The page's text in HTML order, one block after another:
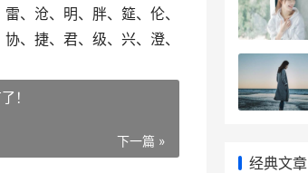
、沧、明、胖、筵、伦、
、捷、君、级、兴、澄、
！
下一篇 »
经典文章